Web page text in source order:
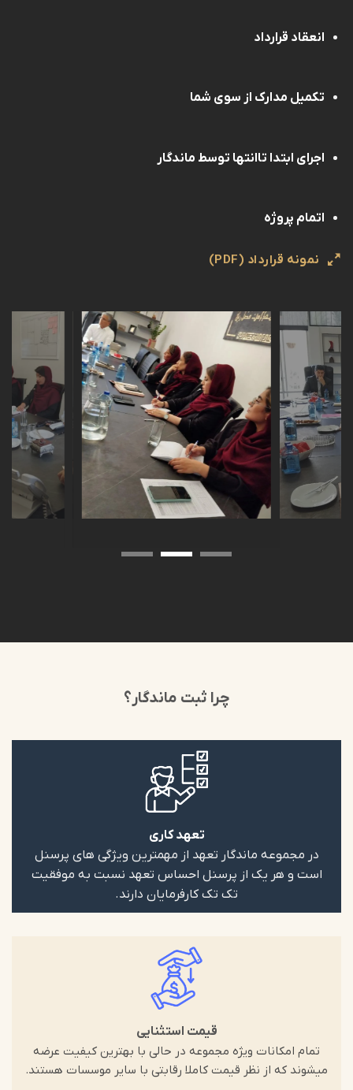
انعقاد قرارداد
تکمیل مدارک از سوی شما
اجرای ابتدا تاانتها توسط ماندگار
اتمام پروژه
نمونه قرارداد (PDF)
چرا ثبت ماندگار؟
تعهد کاری
در مجموعه ماندگار تعهد از مهمترین ویژگی های پرسنل
است و هر یک از پرسنل احساس تعهد نسبت به موفقیت
تک تک کارفرمایان دارند.
قیمت استثنایی
تمام امکانات ویژه مجموعه در حالی با بهترین کیفیت عرضه
میشوند که از نظر قیمت کاملا رقابتی با سایر موسسات هستند.